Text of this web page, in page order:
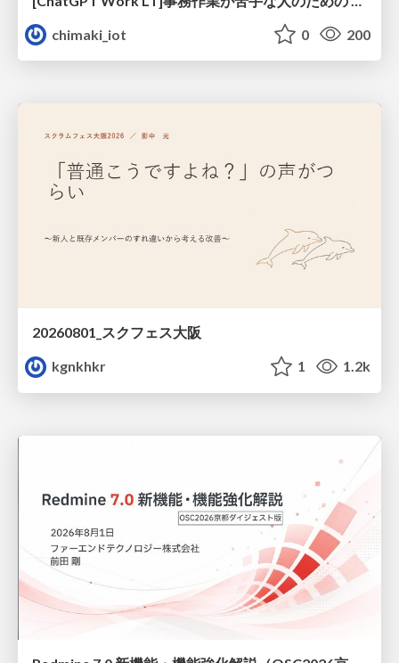
chimaki_iot
0 200
20260801_スクフェス大阪
kgnkhkr
1 1.2k